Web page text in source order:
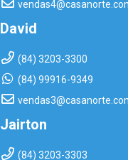
David
(84) 3203-3300
(84) 99916-9349
Jairton
(84) 3203-3303